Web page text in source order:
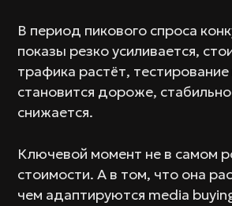
В период пикового спроса
показы резко усиливается,
трафика растёт, тестирование
становится дороже,
снижается.
Ключевой момент не в самом
стоимости. А в том, что она
чем адаптируются media